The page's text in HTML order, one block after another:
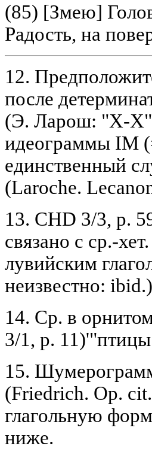
(85) [Змею]
Радость, на
12.
после
(Э. Ларош: "Х-Х").
идеограммы IM
единственный
(Laroche.
13. CHD 3/3, p.
связано с ср.-
лувийским
неизвестно:
14. Ср. в
3/1, р.
15.
(Friedrich. Op.
глагольную
ниже.